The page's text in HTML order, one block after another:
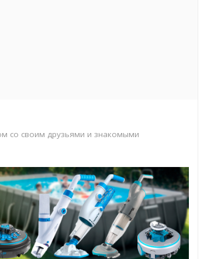
со своим друзьями и знакомыми